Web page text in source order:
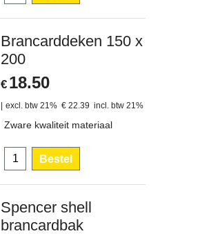
Brancarddeken 150 x
200
€ 18.50
excl. btw 21% € 22.39 incl. btw 21%
Zware kwaliteit materiaal
Bestel
Spencer shell
brancardbak